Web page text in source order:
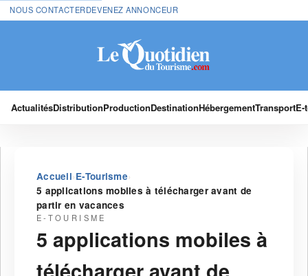
NOUS CONTACTERDEVENEZ ANNONCEUR
ActualitésDistributionProductionDestinationHébergementTransport
Accueil›E-Tourisme›
5 applications mobiles à télécharger avant de
partir en vacances
E-TOURISME
5 applications mobiles à